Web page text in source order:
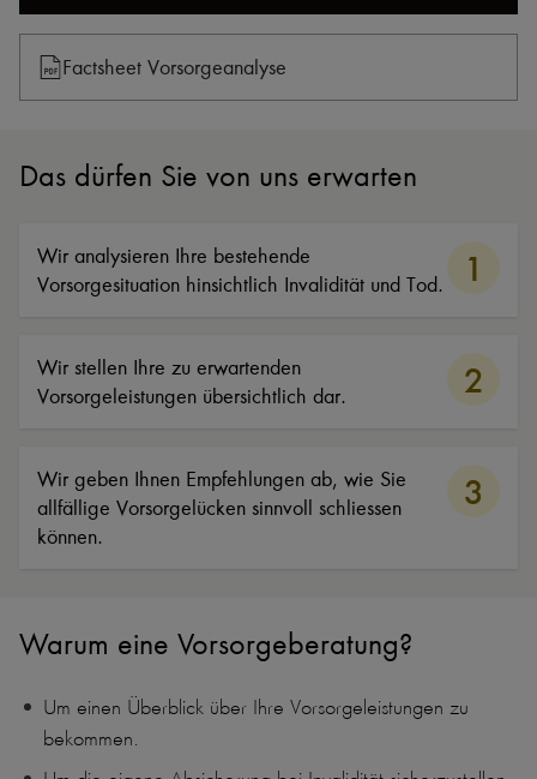
Factsheet Vorsorgeanalyse
Das dürfen Sie von uns erwarten
1
Wir analysieren Ihre bestehende
Vorsorgesituation hinsichtlich Invalidität und Tod.
2
Wir stellen Ihre zu erwartenden
Vorsorgeleistungen übersichtlich dar.
3
Wir geben Ihnen Empfehlungen ab, wie Sie
allfällige Vorsorgelücken sinnvoll schliessen
können.
Warum eine Vorsorgeberatung?
Um einen Überblick über Ihre Vorsorgeleistungen zu
bekommen.